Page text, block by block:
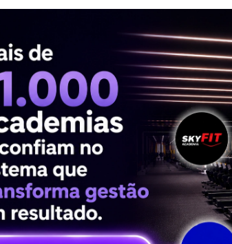
estruturada
de indicadores
atendimento
apenas do dono, a expansão se
ajudam a padronizar processos e
o local da nova